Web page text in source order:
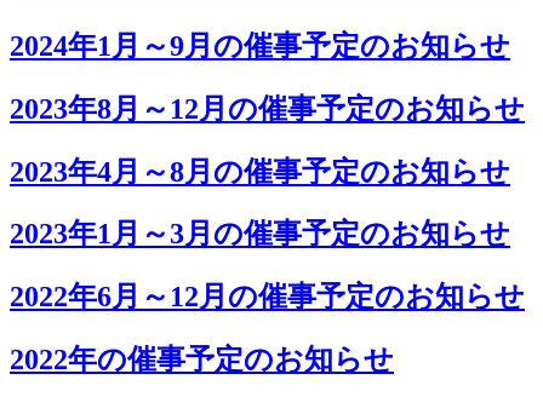
2024年1月～9月の催事予定のお知らせ
2023年8月～12月の催事予定のお知らせ
2023年4月～8月の催事予定のお知らせ
2023年1月～3月の催事予定のお知らせ
2022年6月～12月の催事予定のお知らせ
2022年の催事予定のお知らせ